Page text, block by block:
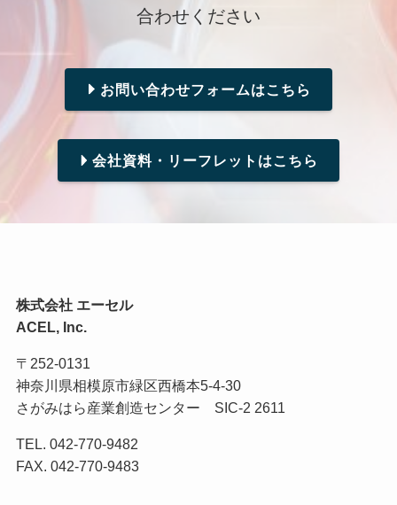
合わせください
お問い合わせフォームはこちら
会社資料・リーフレットはこちら
株式会社 エーセル
ACEL, Inc.
〒252-0131
神奈川県相模原市緑区西橋本5-4-30
さがみはら産業創造センター SIC-2 2611
TEL. 042-770-9482
FAX. 042-770-9483